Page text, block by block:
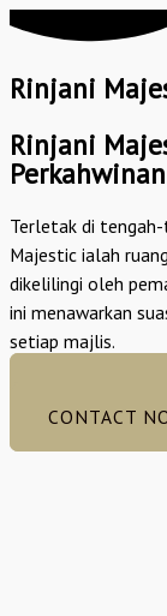
Rinjani
Rinjani
Perkahwinan
Terletak di tengah-
Majestic ialah
dikelilingi oleh
ini menawarkan
setiap majlis.
CONTACT